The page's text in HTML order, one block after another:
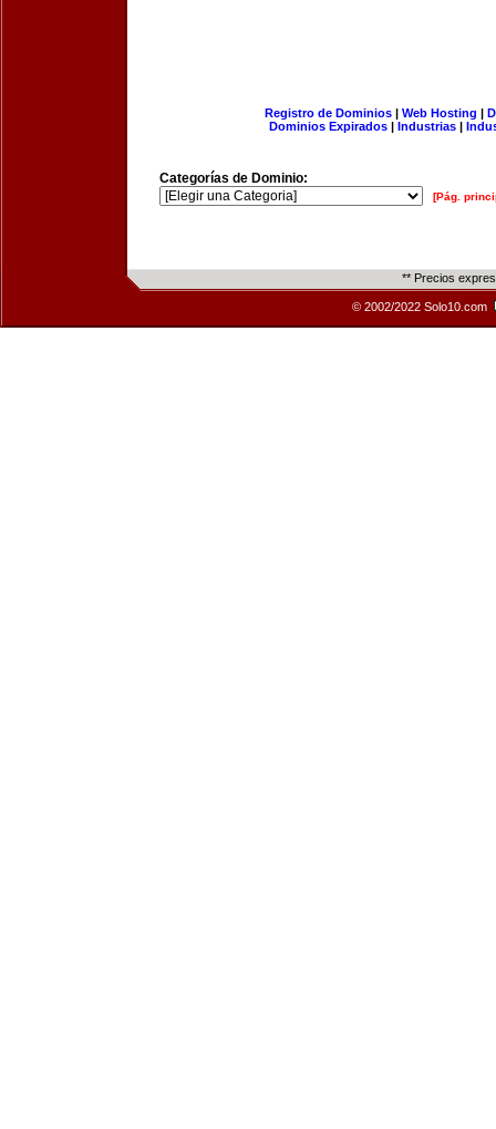
Registro de Dominios| Web Hosting |
Dominios Expirados | Industrias |
Categorías de Dominio:
[Pág.
** Precios
© 2002/2022 Solo10.com